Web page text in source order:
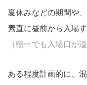
夏休みなどの期間や
素直に昼前から入場
（朝一でも入場口が
ある程度計画的に、